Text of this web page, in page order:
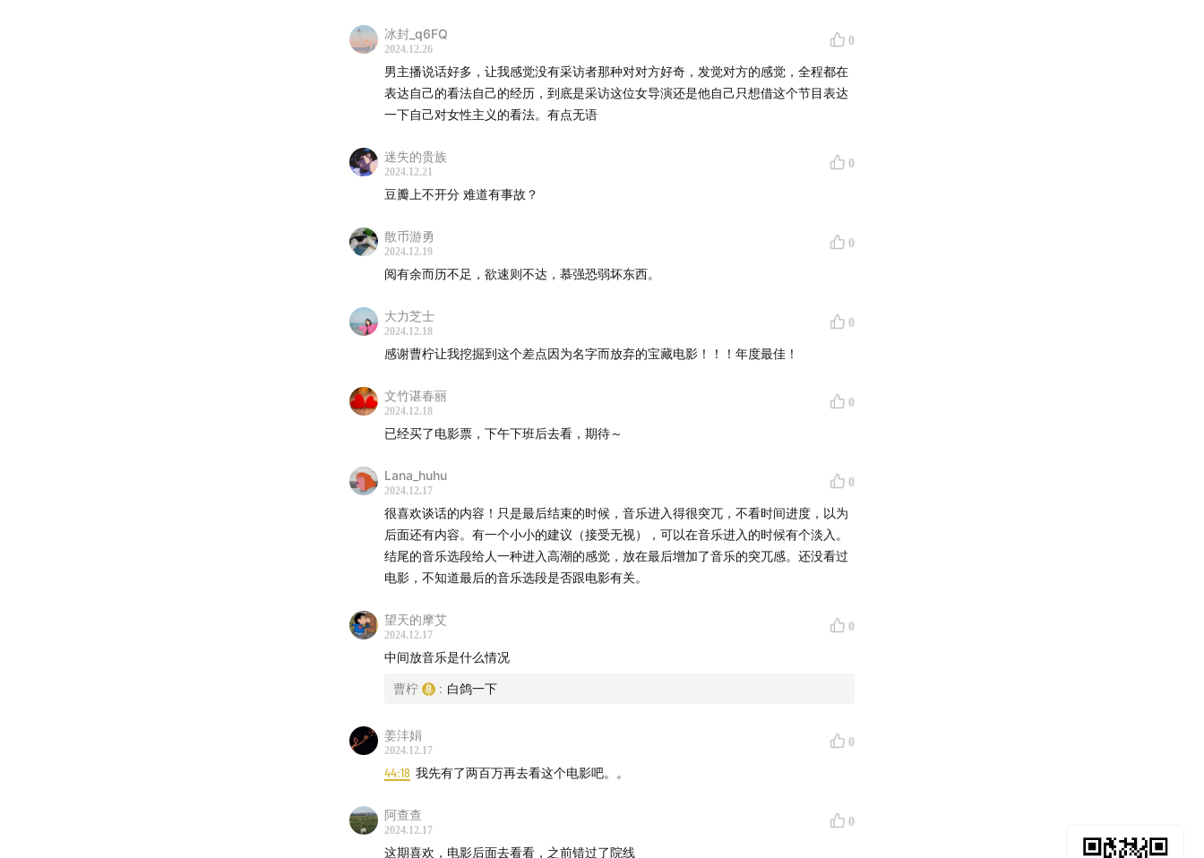
配乐 Max Richter - Whispers
冰封_q6FQ
2024.12.26
0
男主播说话好多，让我感觉没有采访者那种对对方好奇，发觉对方的感觉，全程都在
表达自己的看法自己的经历，到底是采访这位女导演还是他自己只想借这个节目表达
一下自己对女性主义的看法。有点无语
迷失的贵族
2024.12.21
0
豆瓣上不开分 难道有事故？
散币游勇
2024.12.19
0
阅有余而历不足，欲速则不达，慕强恐弱坏东西。
大力芝士
2024.12.18
0
感谢曹柠让我挖掘到这个差点因为名字而放弃的宝藏电影！！！年度最佳！
文竹谌春丽
2024.12.18
0
已经买了电影票，下午下班后去看，期待～
Lana_huhu
2024.12.17
0
很喜欢谈话的内容！只是最后结束的时候，音乐进入得很突兀，不看时间进度，以为
后面还有内容。有一个小小的建议（接受无视），可以在音乐进入的时候有个淡入。
结尾的音乐选段给人一种进入高潮的感觉，放在最后增加了音乐的突兀感。还没看过
电影，不知道最后的音乐选段是否跟电影有关。
望天的摩艾
2024.12.17
0
中间放音乐是什么情况
曹柠 : 白鸽一下
姜沣娟
2024.12.17
0
44:18 我先有了两百万再去看这个电影吧。。
阿查查
2024.12.17
0
这期喜欢，电影后面去看看，之前错过了院线